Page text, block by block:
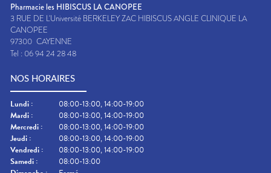
Pharmacie les HIBISCUS LA CANOPEE
3 RUE DE L'Université BERKELEY ZAC HIBISCUS ANGLE CLINIQUE LA
CANOPEE
97300 CAYENNE
Tel : 06 94 24 28 48
NOS HORAIRES
Lundi :
08:00-13:00, 14:00-19:00
Mardi :
08:00-13:00, 14:00-19:00
Mercredi :
08:00-13:00, 14:00-19:00
Jeudi :
08:00-13:00, 14:00-19:00
Vendredi :
08:00-13:00, 14:00-19:00
Samedi :
08:00-13:00